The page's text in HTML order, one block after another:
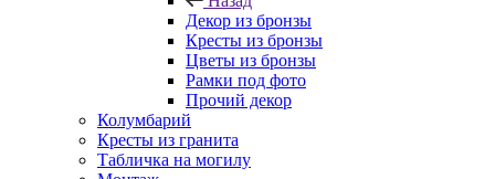
Декор из бронзы
Кресты из бронзы
Цветы из бронзы
Рамки под фото
Прочий декор
Колумбарий
Кресты из гранита
Табличка на могилу